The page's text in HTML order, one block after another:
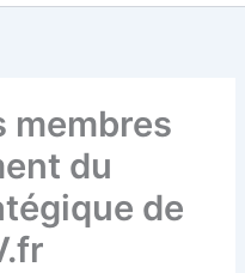
membres
du
de